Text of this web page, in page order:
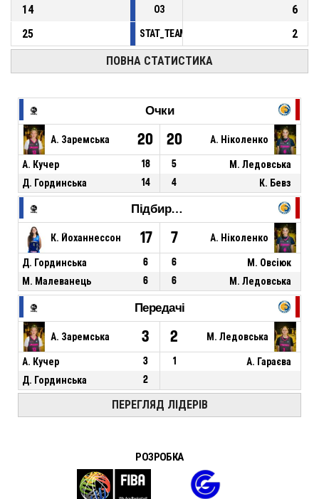
14
ОЗ
6
25
2
ПОВНА СТАТИСТИКА
Очки
А. Заремська 20 20 А. Ніколенко
А. Кучер 18 5
М. Ледовська
Д. Гординська
14 4 К. Бевз
Підбирання
К. Йоханнессон 17 7 А. Ніколенко
Д. Гординська 6 6
М. Овсіюк
М. Малеванець
6 6 М. Ледовська
Передачі
А. Заремська 3 2 М. Ледовська
А. Кучер 3 1
А. Гараєва
Д. Гординська
2
ПЕРЕГЛЯД ЛІДЕРІВ
РОЗРОБКА